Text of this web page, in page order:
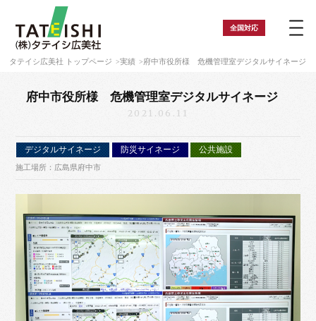
全国対応
タテイシ広美社 トップページ 実績 府中市役所様 危機管理室デジタルサイネージ
府中市役所様 危機管理室デジタルサイネージ
2021.06.11
デジタルサイネージ 防災サイネージ 公共施設
施工場所：広島県府中市